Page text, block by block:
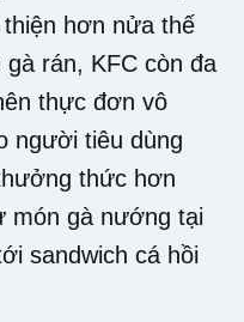
hơn nửa thế
rán, KFC còn đa
thực đơn vô
người tiêu dùng
thức hơn
món gà nướng tại
sandwich cá hồi